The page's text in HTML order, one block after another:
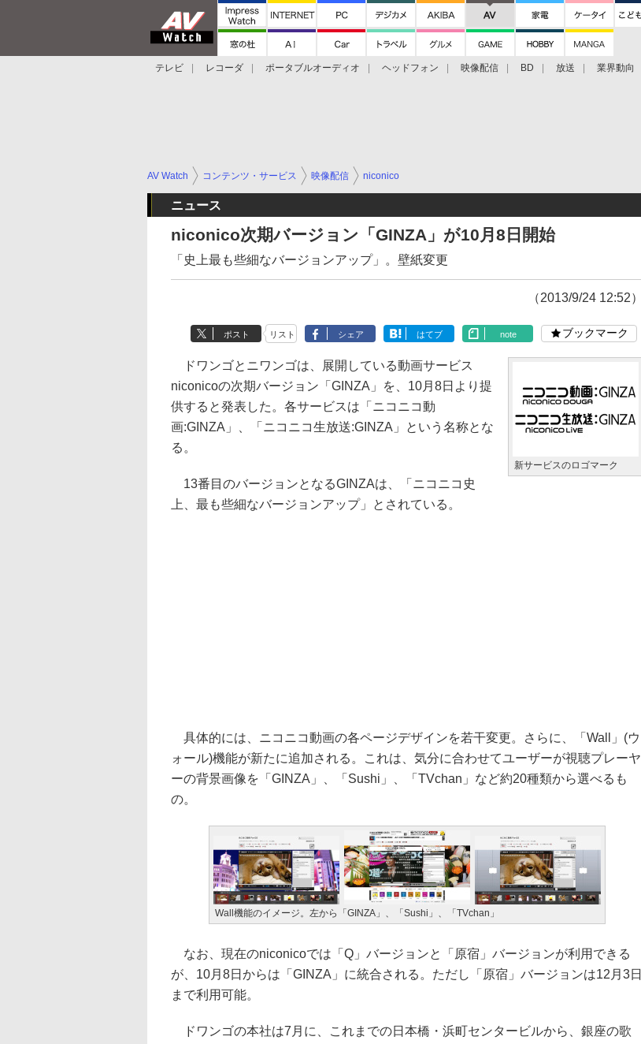
テレビ レコーダ ポータブルオーディオ ヘッドフォン 映像配信 BD 放送 業界動向
AV Watch コンテンツ・サービス 映像配信 niconico
ニュース
niconico次期バージョン「GINZA」が10月8日開始
「史上最も些細なバージョンアップ」。壁紙変更
（2013/9/24 12:52）
ポスト リスト シェア はてブ note ブックマーク
新サービスのロゴマーク
ドワンゴとニワンゴは、展開している動画サービス
niconicoの次期バージョン「GINZA」を、10月8日より提
供すると発表した。各サービスは「ニコニコ動
画:GINZA」、「ニコニコ生放送:GINZA」という名称とな
る。
13番目のバージョンとなるGINZAは、「ニコニコ史
上、最も些細なバージョンアップ」とされている。
具体的には、ニコニコ動画の各ページデザインを若干変更。さらに、「Wall」(ウ
ォール)機能が新たに追加される。これは、気分に合わせてユーザーが視聴プレーヤ
ーの背景画像を「GINZA」、「Sushi」、「TVchan」など約20種類から選べるも
の。
Wall機能のイメージ。左から「GINZA」、「Sushi」、「TVchan」
なお、現在のniconicoでは「Q」バージョンと「原宿」バージョンが利用できる
が、10月8日からは「GINZA」に統合される。ただし「原宿」バージョンは12月3日
まで利用可能。
ドワンゴの本社は7月に、これまでの日本橋・浜町センタービルから、銀座の歌